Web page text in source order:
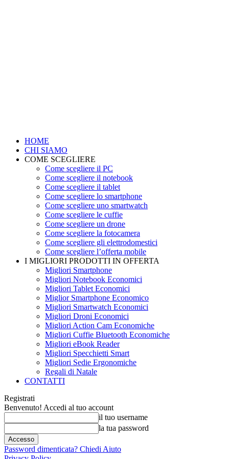
HOME
CHI SIAMO
COME SCEGLIERE
Come scegliere il PC
Come scegliere il notebook
Come scegliere il tablet
Come scegliere lo smartphone
Come scegliere uno smartwatch
Come scegliere le cuffie
Come scegliere un drone
Come scegliere la fotocamera
Come scegliere gli elettrodomestici
Come scegliere l’offerta mobile
I MIGLIORI PRODOTTI IN OFFERTA
Migliori Smartphone
Migliori Notebook Economici
Migliori Tablet Economici
Miglior Smartphone Economico
Migliori Smartwatch Economici
Migliori Droni Economici
Migliori Action Cam Economiche
Migliori Cuffie Bluetooth Economiche
Migliori eBook Reader
Migliori Specchietti Smart
Migliori Sedie Ergonomiche
Regali di Natale
CONTATTI
Registrati
Benvenuto! Accedi al tuo account
il tuo username
la tua password
Password dimenticata? Chiedi Aiuto